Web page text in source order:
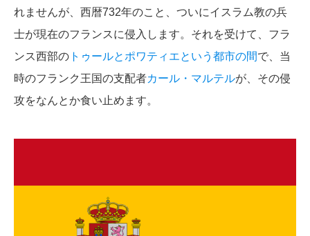
れませんが、西暦732年のこと、ついにイスラム教の兵
士が現在のフランスに侵入します。それを受けて、フラ
ンス西部の トゥールとポワティエという都市の間で、当
時のフランク王国の支配者カール・マルテルが、その侵
攻をなんとか食い止めます。